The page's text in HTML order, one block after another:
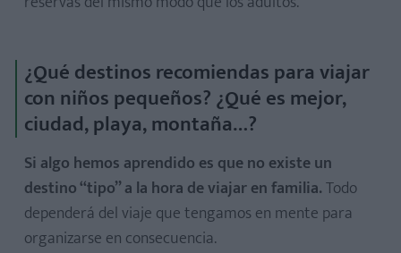
¿Qué destinos recomiendas para viajar
con niños pequeños? ¿Qué es mejor,
ciudad, playa, montaña…?
Si algo hemos aprendido es que no existe un
destino “tipo” a la hora de viajar en familia.Todo
dependerá del viaje que tengamos en mente para
organizarse en consecuencia.